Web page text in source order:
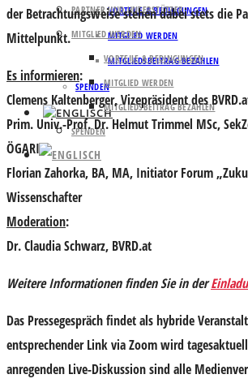
VORTEILE & BEDINGUNGEN
MITGLIED WERDEN
MITGLIEDSBEITRAG BEZAHLEN
SPENDEN
PARTNER UND UNTERSTÜTZER
MITGLIED WERDEN
VORTEILE & BEDINGUNGEN
MITGLIED WERDEN
MITGLIEDSBEITRAG BEZAHLEN
SPENDEN
der Betrachtungsweise stehen dabei stets die
Mittelpunkt.
Es informieren:
Clemens Kaltenberger, Vizepräsident des
Prim. Univ.-Prof. Dr. Helmut Trimmel MSc,
ÖGARI
Florian Zahorka, BA, MA, Initiator Forum
Wissenschafter
Moderation:
Dr. Claudia Schwarz, BVRD.at
Weitere Informationen finden Sie in der
Das Pressegespräch findet alshybride
entsprechender Link via Zoom wird
anregenden Live-Diskussion sind alle